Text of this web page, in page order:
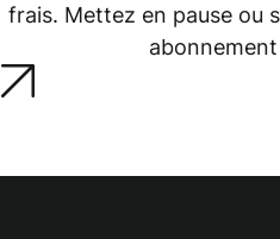
frais. Mettez en pause ou